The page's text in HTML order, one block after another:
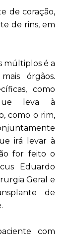
de coração,
de rins, em
múltiplos é a
órgãos.
como
leva à
como o rim,
irá levar à
for feito o
Eduardo
Geral e
de
com